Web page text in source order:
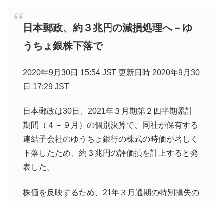
日本郵政、約３兆円の減損処理へ－ゆ
うちょ銀株下落で
2020年9月30日 15:54 JST 更新日時 2020年9月30
日 17:29 JST
日本郵政は30日、2021年３月期第２四半期累計
期間（４－９月）の個別決算で、同社が保有する
連結子会社のゆうちょ銀行の株式の時価が著しく
下落したため、約３兆円の評価損を計上すると発
表した。
株価を反映するため、21年３月通期の特別損失の